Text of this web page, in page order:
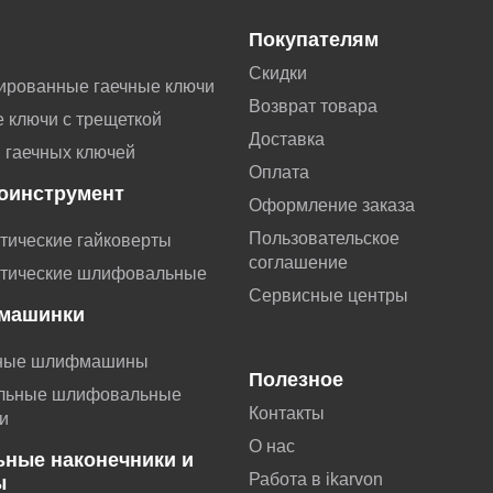
гаечные ключи
ключи с трещеткой
ключей
гайковерты
шлифовальные
шлифмашины
шлифовальные
наконечники и
Покупателям
Скидки
Возврат товара
Доставка
Оплата
Оформление заказа
Пользовательское
соглашение
Сервисные центры
Полезное
Контакты
О нас
Работа в ikarvon